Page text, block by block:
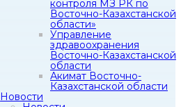
контроля МЗ РК по
Восточно-Казахстанской
области»
Управление
здравоохранения
Восточно-Казахстанской
области
Акимат Восточно-
Казахстанской области
Новости